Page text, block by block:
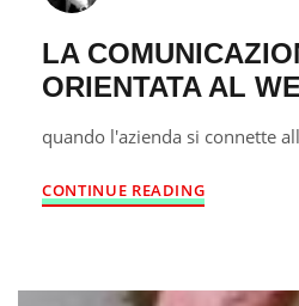
LA
ORIENTATA AL
quando l'azienda si connette
CONTINUE READING